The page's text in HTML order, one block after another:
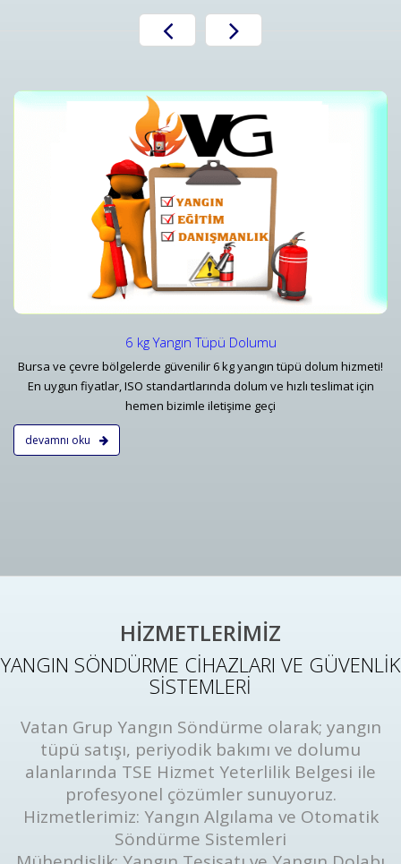
6 kg Yangın Tüpü Dolumu
Bursa ve çevre bölgelerde güvenilir 6 kg yangın tüpü dolum hizmeti!
En uygun fiyatlar, ISO standartlarında dolum ve hızlı teslimat için
hemen bizimle iletişime geçi
devamnı oku
Yangın Tüpü Satışı ve Ekipman Tedariki
Bursa Yangın Söndürücü 1 kg 6 kg - 50 kg Tüp Çeşitleri ve Fiyatları -
Detaylar
HİZMETLERİMİZ
YANGIN SÖNDÜRME CİHAZLARI VE GÜVENLİK
SİSTEMLERİ
Vatan Grup Yangın Söndürme olarak; yangın
tüpü satışı, periyodik bakımı ve dolumu
alanlarında TSE Hizmet Yeterlilik Belgesi ile
profesyonel çözümler sunuyoruz.
Hizmetlerimiz: Yangın Algılama ve Otomatik
Söndürme Sistemleri